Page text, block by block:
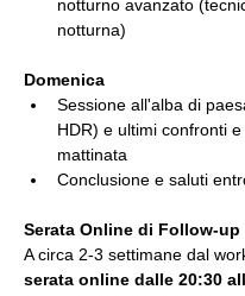
notturno avanzato
notturna)
Domenica
Sessione all'alba di
HDR) e ultimi confronti e
mattinata
Conclusione e saluti
Serata Online di Follow-up
A circa 2-3 settimane dal
serata online dalle 20:30